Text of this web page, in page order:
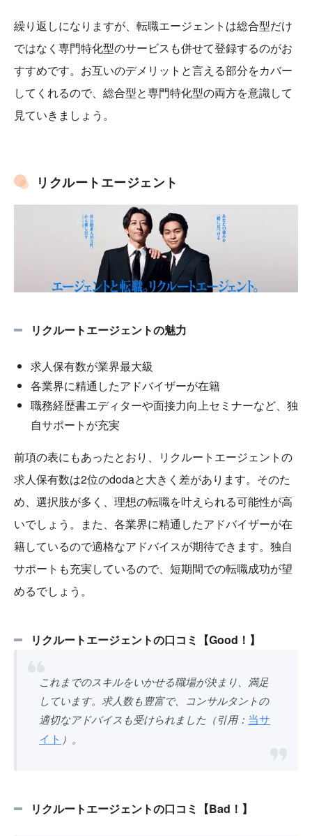
繰り返しになりますが、転職エージェントは総合型だけ
ではなく専門特化型のサービスも併せて登録するのがお
すすめです。お互いのデメリットと言える部分をカバー
してくれるので、総合型と専門特化型の両方を意識して
見ていきましょう。
リクルートエージェント
リクルートエージェントの魅力
求人保有数が業界最大級
各業界に精通したアドバイザーが在籍
職務経歴書エディターや面接力向上セミナーなど、独
自サポートが充実
前項の表にもあったとおり、リクルートエージェントの
求人保有数は2位のdodaと大きく差があります。そのた
め、選択肢が多く、理想の転職を叶えられる可能性が高
いでしょう。また、各業界に精通したアドバイザーが在
籍しているので適格なアドバイスが期待できます。独自
サポートも充実しているので、短期間での転職成功が望
めるでしょう。
リクルートエージェントの口コミ【Good！】
これまでのスキルをいかせる職場が決まり、満足
しています。求人数も豊富で、コンサルタントの
適切なアドバイスも受けられました（引用： 当サ
イト ）。
リクルートエージェントの口コミ【Bad！】